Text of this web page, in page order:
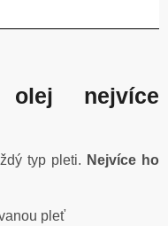
olej nejvíce
typ pleti. Nejvíce ho
pleť